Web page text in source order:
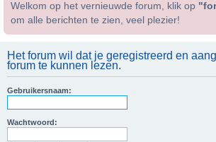
Welkom op het vernieuwde forum, klik op
om alle berichten te zien, veel plezier!
Het forum wil dat je geregistreerd en
forum te kunnen lezen.
Gebruikersnaam:
Wachtwoord: